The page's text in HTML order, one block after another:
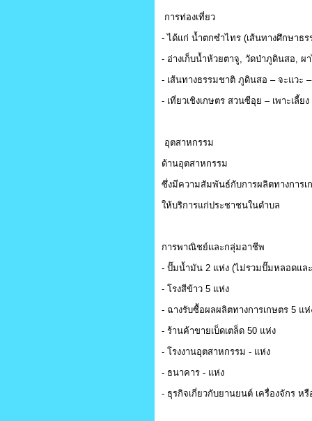
การท่องเที่ยว
- ได้แก่ น้ำตกซำไทร (เส้นทางศึกษาธ
- อ่างเก็บน้ำห้วยตาจู, วัดป่าภูดินสอ, ผ
- เส้นทางธรรมชาติ ภูดินสอ – จะแวะ
- เที่ยวเชิงเกษตร สวนซีอุย – เพาะเลี้ย
อุตสาหกรรม
ด้านอุตสาหกรรม
ซึ่งมีความสัมพันธ์กับการผลิตทางการเ
ให้บริการแก่ประชาชนในตำบล
การพาณิชย์และกลุ่มอาชีพ
- ปั๊มน้ำมัน 2 แห่ง (ไม่รวมปั๊มหลอดแล
- โรงสีข้าว 5 แห่ง
- ฉางรับซื้อผลผลิตทางการเกษตร 5 แห่
- ร้านค้าขายเบ็ดเตล็ด 50 แห่ง
- โรงงานอุตสาหกรรม - แห่ง
- ธนาคาร - แห่ง
- ธุรกิจเกี่ยวกับยานยนต์ เครื่องจักร หรื